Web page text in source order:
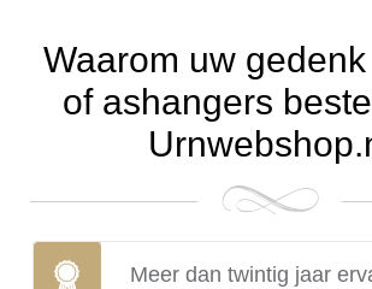
Waarom uw
of ashangers
Meer dan twintig jaar